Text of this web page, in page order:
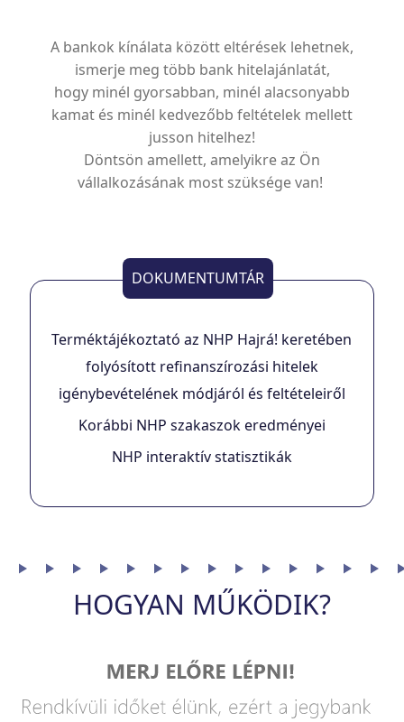
A bankok kínálata között eltérések lehetnek,
ismerje meg több bank hitelajánlatát,
hogy minél gyorsabban, minél alacsonyabb
kamat és minél kedvezőbb feltételek mellett
jusson hitelhez!
Döntsön amellett, amelyikre az Ön
vállalkozásának most szüksége van!
DOKUMENTUMTÁR
Terméktájékoztató az NHP Hajrá! keretében
folyósított refinanszírozási hitelek
igénybevételének módjáról és feltételeiről
Korábbi NHP szakaszok eredményei
NHP interaktív statisztikák
HOGYAN MŰKÖDIK?